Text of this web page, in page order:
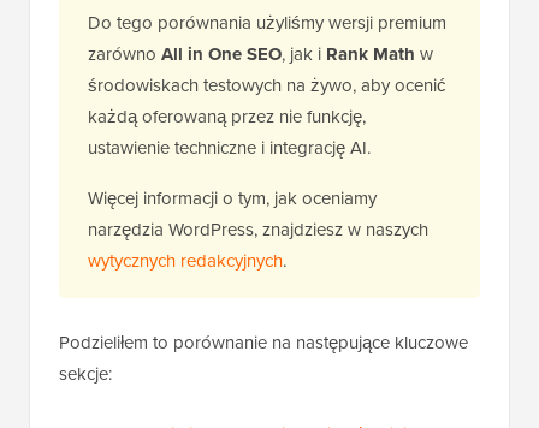
Do tego porównania użyliśmy wersji premium
zarówno All in One SEO, jak i Rank Math w
środowiskach testowych na żywo, aby ocenić
każdą oferowaną przez nie funkcję,
ustawienie techniczne i integrację AI.
Więcej informacji o tym, jak oceniamy
narzędzia WordPress, znajdziesz w naszych
wytycznych redakcyjnych.
Podzieliłem to porównanie na następujące kluczowe
sekcje: